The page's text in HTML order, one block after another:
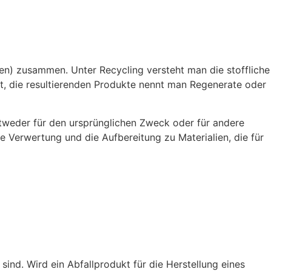
zusammen. Unter Recycling versteht man die stoffliche
resultierenden Produkte nennt man Regenerate oder
für den ursprünglichen Zweck oder für andere
Verwertung und die Aufbereitung zu Materialien, die für
Wird ein Abfallprodukt für die Herstellung eines